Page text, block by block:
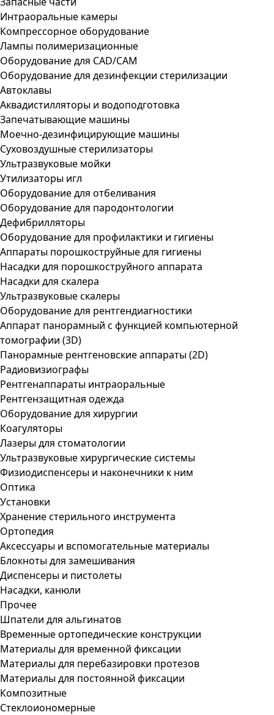
Интраоральные камеры
Компрессорное оборудование
Лампы полимеризационные
Оборудование для CAD/CAM
Оборудование для дезинфекции стерилизации
Автоклавы
Аквадистилляторы и водоподготовка
Запечатывающие машины
Моечно-дезинфицирующие машины
Суховоздушные стерилизаторы
Ультразвуковые мойки
Утилизаторы игл
Оборудование для отбеливания
Оборудование для пародонтологии
Дефибрилляторы
Оборудование для профилактики и гигиены
Аппараты порошкоструйные для гигиены
Насадки для порошкоструйного аппарата
Насадки для скалера
Ультразвуковые скалеры
Оборудование для рентгендиагностики
Аппарат панорамный с функцией компьютерной
томографии (3D)
Панорамные рентгеновские аппараты (2D)
Радиовизиографы
Рентгенаппараты интраоральные
Рентгензащитная одежда
Оборудование для хирургии
Коагуляторы
Лазеры для стоматологии
Ультразвуковые хирургические системы
Физиодиспенсеры и наконечники к ним
Оптика
Установки
Хранение стерильного инструмента
Ортопедия
Аксессуары и вспомогательные материалы
Блокноты для замешивания
Диспенсеры и пистолеты
Насадки, канюли
Прочее
Шпатели для альгинатов
Временные ортопедические конструкции
Материалы для временной фиксации
Материалы для перебазировки протезов
Материалы для постоянной фиксации
Композитные
Стеклоиономерные